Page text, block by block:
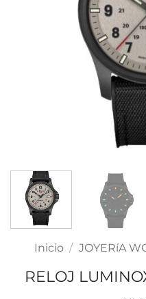
Inicio / JOYERíA
RELOJ